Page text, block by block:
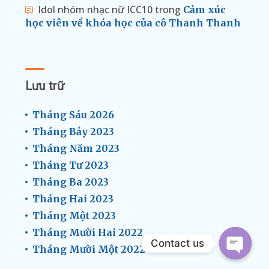
Idol nhóm nhạc nữ ICC10 trong Cảm xúc
học viên về khóa học của cô Thanh Thanh
Lưu trữ
Tháng Sáu 2026
Tháng Bảy 2023
Tháng Năm 2023
Tháng Tư 2023
Tháng Ba 2023
Tháng Hai 2023
Tháng Một 2023
Tháng Mười Hai 2022
Tháng Mười Một 2022
Contact us